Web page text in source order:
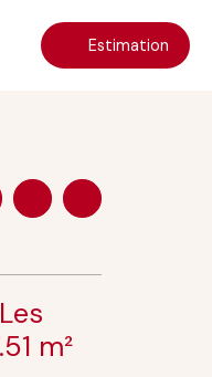
Estimation
m²